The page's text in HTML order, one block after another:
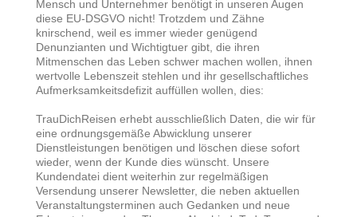
Mensch und Unternehmer benötigt in unseren Augen
diese EU-DSGVO nicht! Trotzdem und Zähne
knirschend, weil es immer wieder genügend
Denunzianten und Wichtigtuer gibt, die ihren
Mitmenschen das Leben schwer machen wollen, ihnen
wertvolle Lebenszeit stehlen und ihr gesellschaftliches
Aufmerksamkeitsdefizit auffüllen wollen, dies:
TrauDichReisen erhebt ausschließlich Daten, die wir für
eine ordnungsgemäße Abwicklung unserer
Dienstleistungen benötigen und löschen diese sofort
wieder, wenn der Kunde dies wünscht. Unsere
Kundendatei dient weiterhin zur regelmäßigen
Versendung unserer Newsletter, die neben aktuellen
Veranstaltungsterminen auch Gedanken und neue